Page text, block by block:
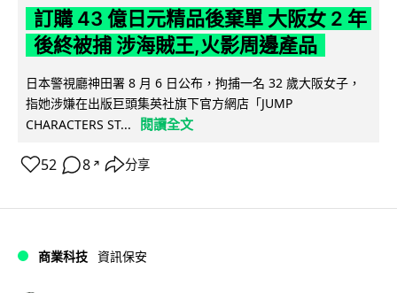
訂購 43 億日元精品後棄單 大阪女 2 年
後終被捕 涉海賊王,火影周邊產品
日本警視廳神田署 8 月 6 日公布，拘捕一名 32 歲大阪女子，
指她涉嫌在出版巨頭集英社旗下官方網店「JUMP
CHARACTERS ST...
閱讀全文
52 8 ↗ 分享
商業科技 資訊保安